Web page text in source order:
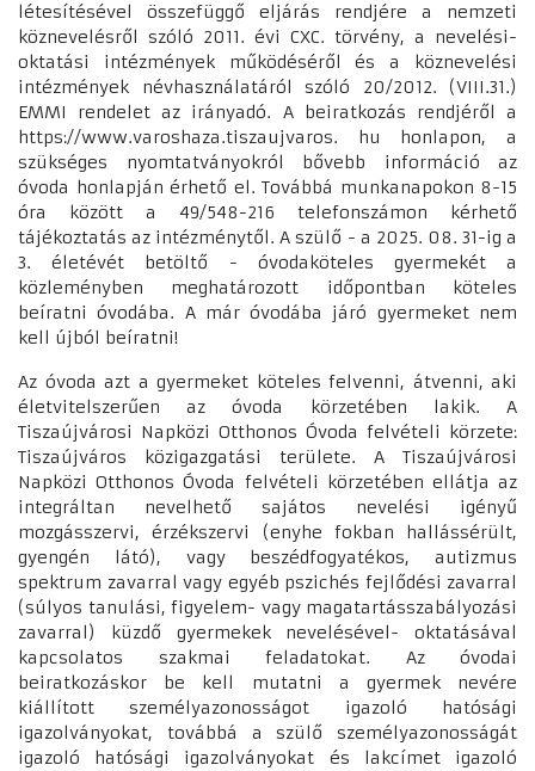
létesítésével összefüggő eljárás rendjére a nemzeti
köznevelésről szóló 2011. évi CXC. törvény, a nevelési-
oktatási intézmények működéséről és a köznevelési
intézmények névhasználatáról szóló 20/2012. (VIII.31.)
EMMI rendelet az irányadó. A beiratkozás rendjéről a
https://www.varoshaza.tiszaujvaros. hu honlapon, a
szükséges nyomtatványokról bővebb információ az
óvoda honlapján érhető el. Továbbá munkanapokon 8-15
óra között a 49/548-216 telefonszámon kérhető
tájékoztatás az intézménytől. A szülő - a 2025. 08. 31-ig a
3. életévét betöltő - óvodaköteles gyermekét a
közleményben meghatározott időpontban köteles
beíratni óvodába. A már óvodába járó gyermeket nem
kell újból beíratni!
Az óvoda azt a gyermeket köteles felvenni, átvenni, aki
életvitelszerűen az óvoda körzetében lakik. A
Tiszaújvárosi Napközi Otthonos Óvoda felvételi körzete:
Tiszaújváros közigazgatási területe. A Tiszaújvárosi
Napközi Otthonos Óvoda felvételi körzetében ellátja az
integráltan nevelhető sajátos nevelési igényű
mozgásszervi, érzékszervi (enyhe fokban hallássérült,
gyengén látó), vagy beszédfogyatékos, autizmus
spektrum zavarral vagy egyéb pszichés fejlődési zavarral
(súlyos tanulási, figyelem- vagy magatartásszabályozási
zavarral) küzdő gyermekek nevelésével- oktatásával
kapcsolatos szakmai feladatokat. Az óvodai
beiratkozáskor be kell mutatni a gyermek nevére
kiállított személyazonosságot igazoló hatósági
igazolványokat, továbbá a szülő személyazonosságát
igazoló hatósági igazolványokat és lakcímet igazoló